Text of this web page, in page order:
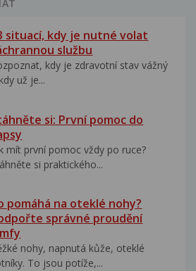
situací, kdy je nutné volat
službu
kdy je zdravotní stav vážný
už je...
si: První pomoc do
mít první pomoc vždy po ruce?
si praktického...
pomáhá na oteklé nohy?
správné proudění
nohy, napnutá kůže, oteklé
To jsou potíže,...